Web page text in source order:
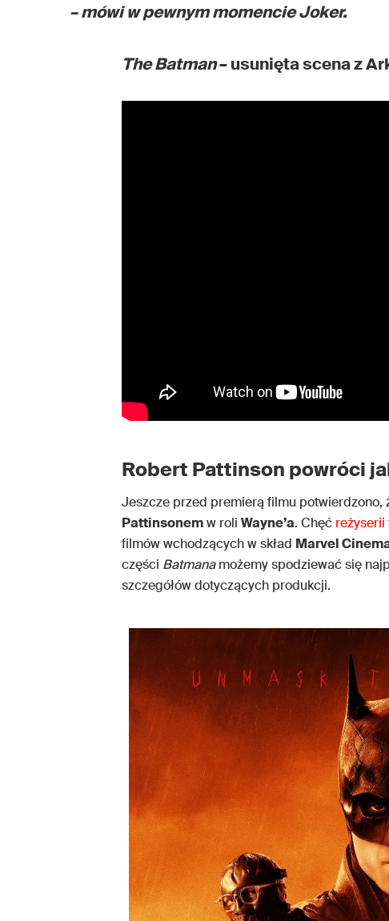
– mówi w pewnym momencie Joker.
The Batman– usunięta scena z
Robert Pattinson powróci
Jeszcze przed premierą filmu potwierdzono,
Pattinsonemw roli Wayne’a. Chęć reżyserii
filmów wchodzących w skład Marvel
części Batmanamożemy spodziewać się
szczegółów dotyczących produkcji.